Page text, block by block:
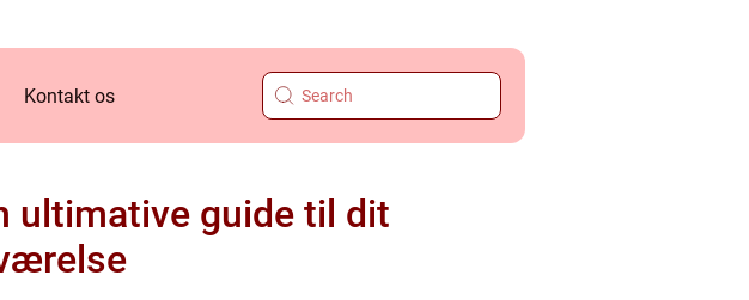
Kontakt os
ultimative guide til dit